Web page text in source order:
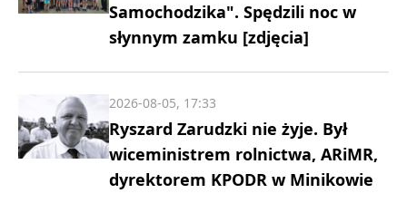
Samochodzika". Spędzili noc w
słynnym zamku [zdjęcia]
Ryszard Zarudzki nie żyje. Był
wiceministrem rolnictwa, ARiMR,
dyrektorem KPODR w Minikowie
2026-08-05, 17:33